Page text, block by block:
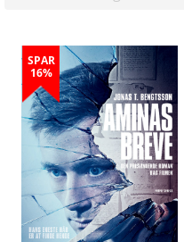
SPAR
16%